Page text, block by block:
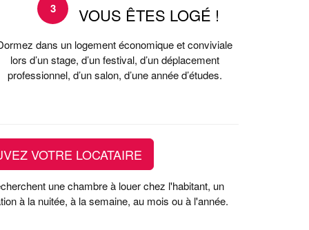
3 VOUS ÊTES LOGÉ !
dans un logement économique et conviviale
lors d’un stage, d’un festival, d’un déplacement
professionnel, d’un salon, d’une année d’études.
VOTRE LOCATAIRE
une chambre à louer chez l'habitant, un
à la nuitée, à la semaine, au mois ou à l'année.